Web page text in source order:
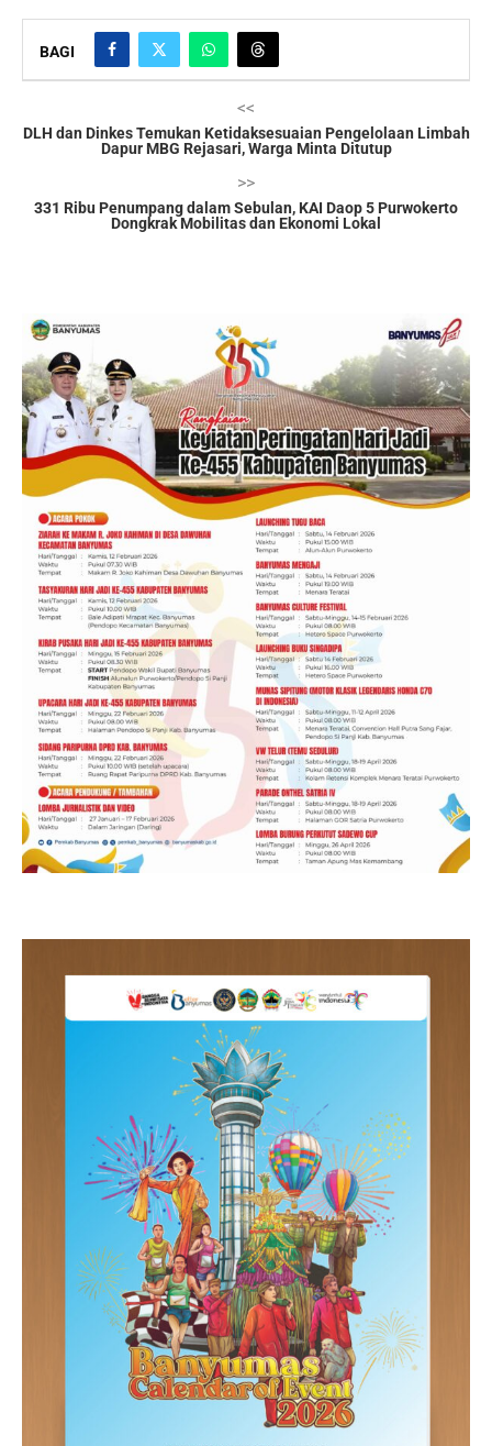
BAGI
<<
DLH dan Dinkes Temukan Ketidaksesuaian Pengelolaan Limbah
Dapur MBG Rejasari, Warga Minta Ditutup
>>
331 Ribu Penumpang dalam Sebulan, KAI Daop 5 Purwokerto
Dongkrak Mobilitas dan Ekonomi Lokal